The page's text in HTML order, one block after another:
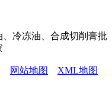
冷冻油、合成切削膏批
网站地图 XML地图